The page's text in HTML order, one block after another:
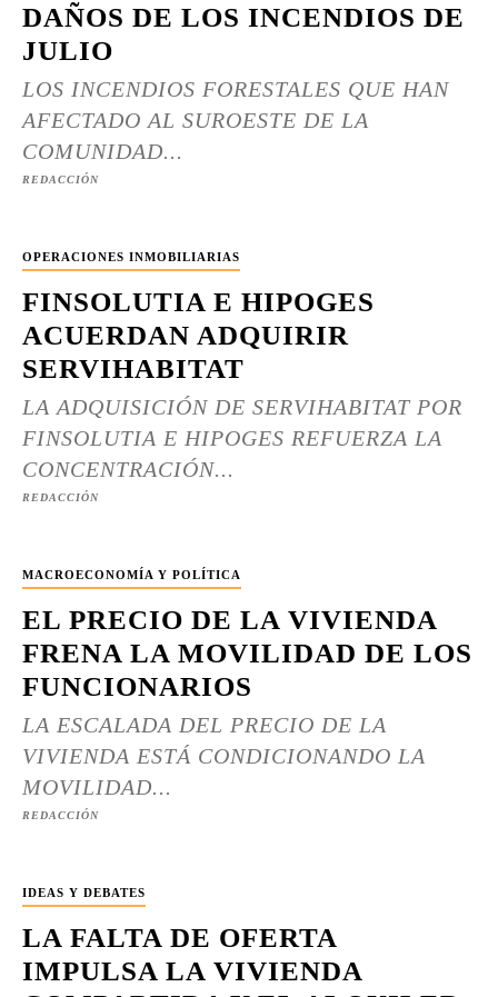
DAÑOS DE LOS INCENDIOS DE
JULIO
LOS INCENDIOS FORESTALES QUE HAN
AFECTADO AL SUROESTE DE LA
COMUNIDAD...
REDACCIÓN
OPERACIONES INMOBILIARIAS
FINSOLUTIA E HIPOGES
ACUERDAN ADQUIRIR
SERVIHABITAT
LA ADQUISICIÓN DE SERVIHABITAT POR
FINSOLUTIA E HIPOGES REFUERZA LA
CONCENTRACIÓN...
REDACCIÓN
MACROECONOMÍA Y POLÍTICA
EL PRECIO DE LA VIVIENDA
FRENA LA MOVILIDAD DE LOS
FUNCIONARIOS
LA ESCALADA DEL PRECIO DE LA
VIVIENDA ESTÁ CONDICIONANDO LA
MOVILIDAD...
REDACCIÓN
IDEAS Y DEBATES
LA FALTA DE OFERTA
IMPULSA LA VIVIENDA